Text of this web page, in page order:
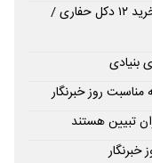
پتروایران از توسعه میادین غرب کشور تا خرید ۱۲ دکل حفاری /
بنیادی
روز خبرنگار
تبیین هستند